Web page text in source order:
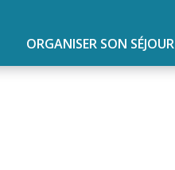
ORGANISER SON SÉJOUR